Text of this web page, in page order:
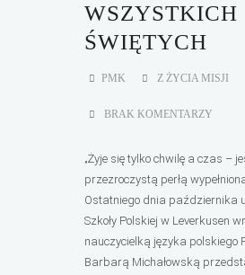
WSZYSTKICH
ŚWIĘTYCH
PMK Z ŻYCIA MISJI
BRAK KOMENTARZY
„Żyje się tylko chwilę a czas –
przezroczystą perłą
Ostatniego dnia października
Szkoły Polskiej w Leverkusen
nauczycielką języka polskiego
Barbarą Michałowską